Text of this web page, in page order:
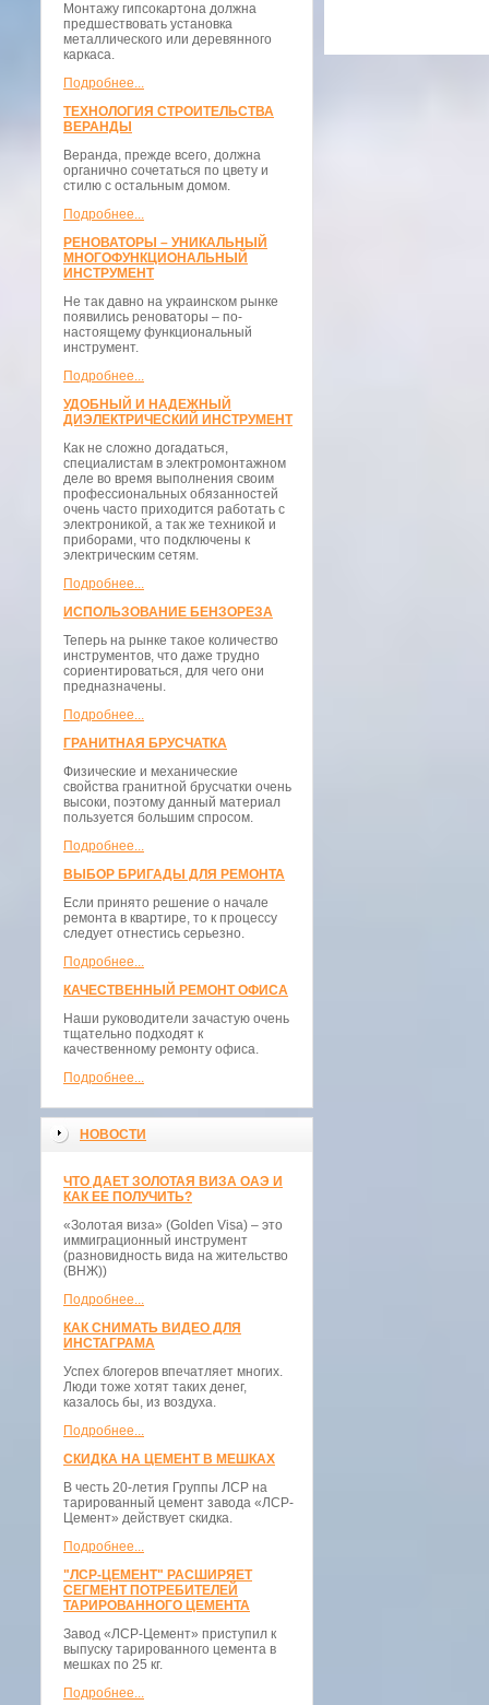
Монтажу гипсокартона должна
предшествовать установка
металлического или деревянного
каркаса.
Подробнее...
ТЕХНОЛОГИЯ СТРОИТЕЛЬСТВА
ВЕРАНДЫ
Веранда, прежде всего, должна
органично сочетаться по цвету и
стилю с остальным домом.
Подробнее...
РЕНОВАТОРЫ – УНИКАЛЬНЫЙ
МНОГОФУНКЦИОНАЛЬНЫЙ
ИНСТРУМЕНТ
Не так давно на украинском рынке
появились реноваторы – по-
настоящему функциональный
инструмент.
Подробнее...
УДОБНЫЙ И НАДЕЖНЫЙ
ДИЭЛЕКТРИЧЕСКИЙ ИНСТРУМЕНТ
Как не сложно догадаться,
специалистам в электромонтажном
деле во время выполнения своим
профессиональных обязанностей
очень часто приходится работать с
электроникой, а так же техникой и
приборами, что подключены к
электрическим сетям.
Подробнее...
ИСПОЛЬЗОВАНИЕ БЕНЗОРЕЗА
Теперь на рынке такое количество
инструментов, что даже трудно
сориентироваться, для чего они
предназначены.
Подробнее...
ГРАНИТНАЯ БРУСЧАТКА
Физические и механические
свойства гранитной брусчатки очень
высоки, поэтому данный материал
пользуется большим спросом.
Подробнее...
ВЫБОР БРИГАДЫ ДЛЯ РЕМОНТА
Если принято решение о начале
ремонта в квартире, то к процессу
следует отнестись серьезно.
Подробнее...
КАЧЕСТВЕННЫЙ РЕМОНТ ОФИСА
Наши руководители зачастую очень
тщательно подходят к
качественному ремонту офиса.
Подробнее...
НОВОСТИ
ЧТО ДАЕТ ЗОЛОТАЯ ВИЗА ОАЭ И
КАК ЕЕ ПОЛУЧИТЬ?
«Золотая виза» (Golden Visa) – это
иммиграционный инструмент
(разновидность вида на жительство
(ВНЖ))
Подробнее...
КАК СНИМАТЬ ВИДЕО ДЛЯ
ИНСТАГРАМА
Успех блогеров впечатляет многих.
Люди тоже хотят таких денег,
казалось бы, из воздуха.
Подробнее...
СКИДКА НА ЦЕМЕНТ В МЕШКАХ
В честь 20-летия Группы ЛСР на
тарированный цемент завода «ЛСР-
Цемент» действует скидка.
Подробнее...
"ЛСР-ЦЕМЕНТ" РАСШИРЯЕТ
СЕГМЕНТ ПОТРЕБИТЕЛЕЙ
ТАРИРОВАННОГО ЦЕМЕНТА
Завод «ЛСР-Цемент» приступил к
выпуску тарированного цемента в
мешках по 25 кг.
Подробнее...